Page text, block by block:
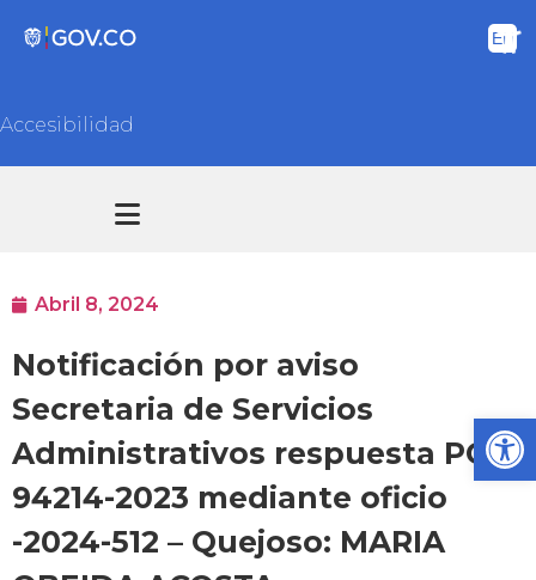
Accesibilidad
Abril 8, 2024
Notificación por aviso
Secretaria de Servicios
Administrativos respuesta PQR
94214-2023 mediante oficio
-2024-512 – Quejoso: MARIA